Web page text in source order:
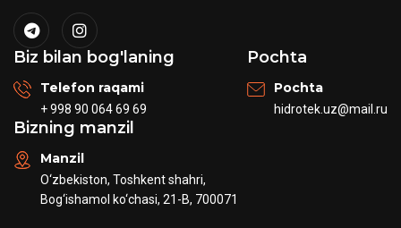
Biz bilan bog'laning
Telefon raqami
+ 998 90 064 69 69
Pochta
Pochta
hidrotek.uz@mail.ru
Bizning manzil
Manzil
O‘zbekiston, Toshkent shahri,
Bog‘ishamol ko‘chasi, 21-B, 700071